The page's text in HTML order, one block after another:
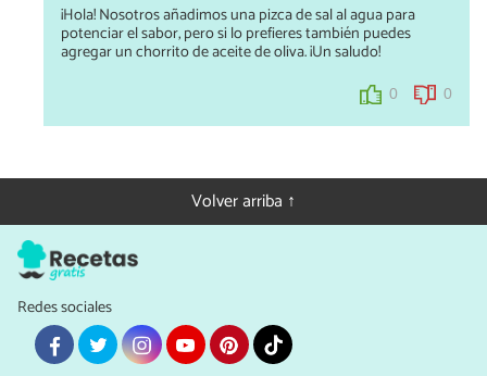
¡Hola! Nosotros añadimos una pizca de sal al agua para
potenciar el sabor, pero si lo prefieres también puedes
agregar un chorrito de aceite de oliva. ¡Un saludo!
0 0
Volver arriba ↑
Redes sociales